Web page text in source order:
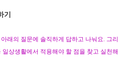
기
래의 질문에 솔직하게 답하고 나눠요
그리
일상생활에서 적용해야 할 점을 찾고 실천해